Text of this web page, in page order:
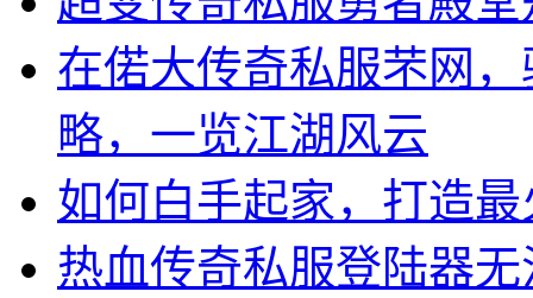
在偌大传奇私服芣网
略，一览江湖风云
如何白手起家，打造
热血传奇私服登陆器